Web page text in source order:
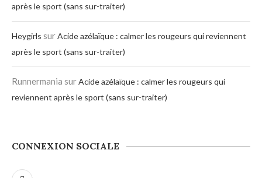
après le sport (sans sur-traiter)
Heygirls surAcide azélaïque : calmer les rougeurs qui reviennent
après le sport (sans sur-traiter)
Runnermania surAcide azélaïque : calmer les rougeurs qui
reviennent après le sport (sans sur-traiter)
CONNEXION SOCIALE